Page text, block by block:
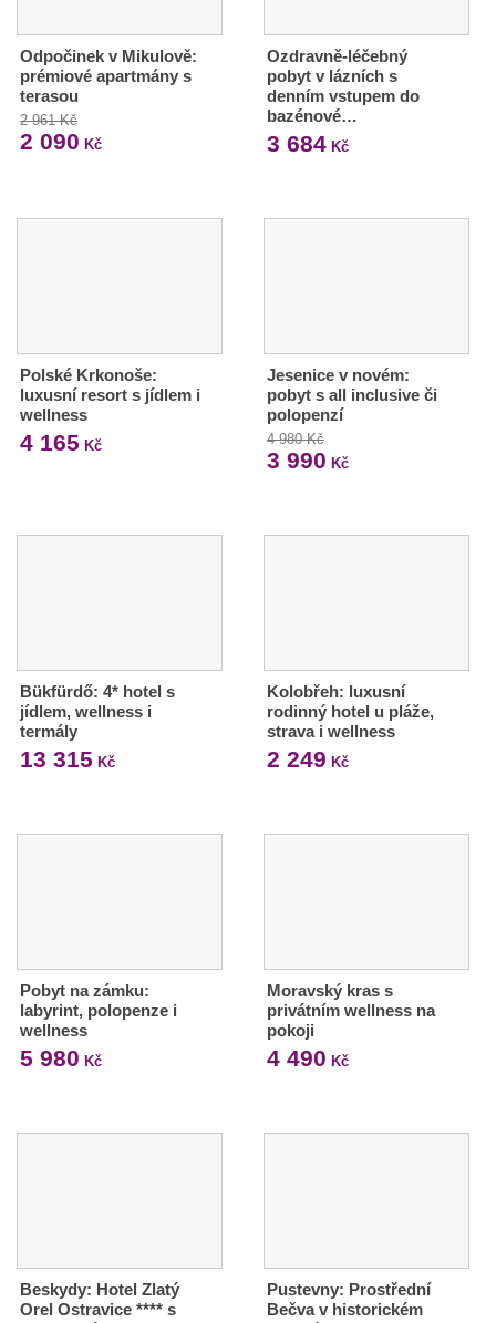
Odpočinek v Mikulově:
prémiové apartmány s
terasou
2 961 Kč
2 090 Kč
Ozdravně-léčebný
pobyt v lázních s
denním vstupem do
bazénové…
3 684Kč
Polské Krkonoše:
luxusní resort s jídlem i
wellness
4 165 Kč
Jesenice v novém:
pobyt s all inclusive či
polopenzí
4 980 Kč
3 990 Kč
Bükfürdő: 4* hotel s
jídlem, wellness i
termály
13 315 Kč
Kolobřeh: luxusní
rodinný hotel u pláže,
strava i wellness
2 249 Kč
Pobyt na zámku:
labyrint, polopenze i
wellness
5 980 Kč
Moravský kras s
privátním wellness na
pokoji
4 490 Kč
Beskydy: Hotel Zlatý
Orel Ostravice **** s
Pustevny: Prostřední
Bečva v historickém